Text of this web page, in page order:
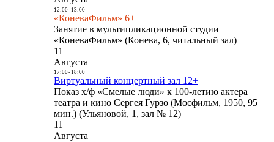
12:00- 13:00
«КоневаФильм» 6+
Занятие в мультипликационной студии
«КоневаФильм» (Конева, 6, читальный зал)
11
Августа
17:00- 18:00
Виртуальный концертный зал 12+
Показ х/ф «Смелые люди» к 100-летию актера
театра и кино Сергея Гурзо (Мосфильм, 1950, 95
мин.) (Ульяновой, 1, зал № 12)
11
Августа